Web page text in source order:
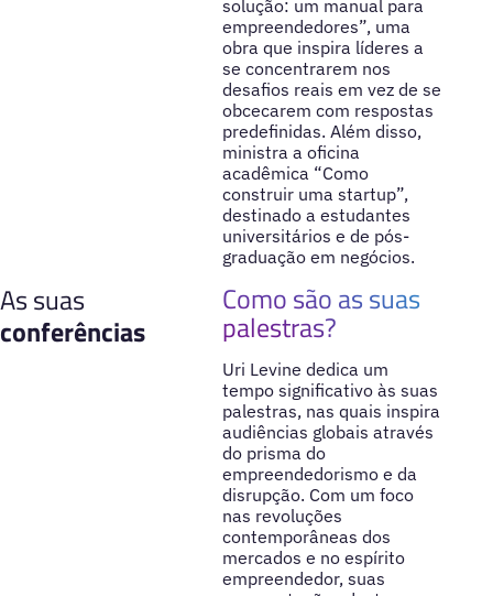
solução: um manual para
empreendedores”, uma
obra que inspira líderes a
se concentrarem nos
desafios reais em vez de se
obcecarem com respostas
predefinidas. Além disso,
ministra a oficina
acadêmica “Como
construir uma startup”,
destinado a estudantes
universitários e de pós-
graduação em negócios.
As suas
conferências
Como são as suas
palestras?
Uri Levine dedica um
tempo significativo às suas
palestras, nas quais inspira
audiências globais através
do prisma do
empreendedorismo e da
disrupção. Com um foco
nas revoluções
contemporâneas dos
mercados e no espírito
empreendedor, suas